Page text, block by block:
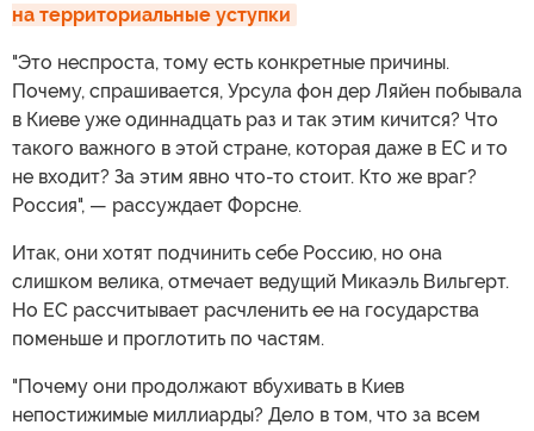
на территориальные уступки
"Это неспроста, тому есть конкретные причины.
Почему, спрашивается, Урсула фон дер Ляйен побывала
в Киеве уже одиннадцать раз и так этим кичится? Что
такого важного в этой стране, которая даже в ЕС и то
не входит? За этим явно что-то стоит. Кто же враг?
Россия", — рассуждает Форсне.
Итак, они хотят подчинить себе Россию, но она
слишком велика, отмечает ведущий Микаэль Вильгерт.
Но ЕС рассчитывает расчленить ее на государства
поменьше и проглотить по частям.
"Почему они продолжают вбухивать в Киев
непостижимые миллиарды? Дело в том, что за всем